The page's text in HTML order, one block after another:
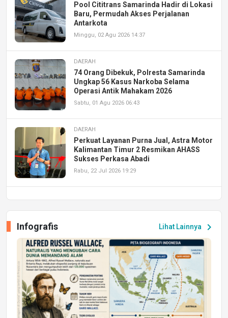
Pool Cititrans Samarinda Hadir di Lokasi
Baru, Permudah Akses Perjalanan
Antarkota
Minggu, 02 Agu 2026 14:37
DAERAH
74 Orang Dibekuk, Polresta Samarinda
Ungkap 56 Kasus Narkoba Selama
Operasi Antik Mahakam 2026
Sabtu, 01 Agu 2026 06:43
DAERAH
Perkuat Layanan Purna Jual, Astra Motor
Kalimantan Timur 2 Resmikan AHASS
Sukses Perkasa Abadi
Rabu, 22 Jul 2026 19:29
Peluang Kerja dan Magang
Jumat, 17 Jul 2026 22:30
DAERAH
Astra Motor Kalimantan Timur 2 Dukung
Mahasiswa Samarinda dalam Astra
Honda SDGs Future Leaders 2026
Jumat, 10 Jul 2026 19:01
Lihat Lainnya chevron_right
Infografis